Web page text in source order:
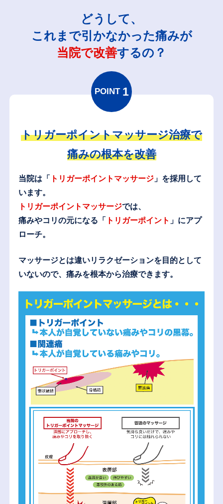
どうして、
これまで引かなかった痛みが
当院で改善するの？
POINT 1
トリガーポイントマッサージ治療で
痛みの根本を改善
当院は「 トリガーポイントマッサージ 」を採用して
います。
トリガーポイントマッサージでは、
痛みやコリの元になる「
トリガーポイント 」にアプ
ローチ。
マッサージとは違いリラクゼーションを目的として
いないので、痛みを根本から治療できます。